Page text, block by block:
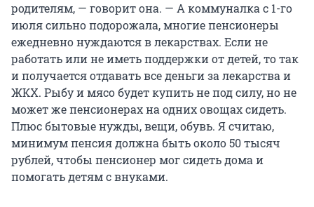
родителям, — говорит она. — А коммуналка с 1-го
июля сильно подорожала, многие пенсионеры
ежедневно нуждаются в лекарствах. Если не
работать или не иметь поддержки от детей, то так
и получается отдавать все деньги за лекарства и
ЖКХ. Рыбу и мясо будет купить не под силу, но не
может же пенсионерах на одних овощах сидеть.
Плюс бытовые нужды, вещи, обувь. Я считаю,
минимум пенсия должна быть около 50 тысяч
рублей, чтобы пенсионер мог сидеть дома и
помогать детям с внуками.